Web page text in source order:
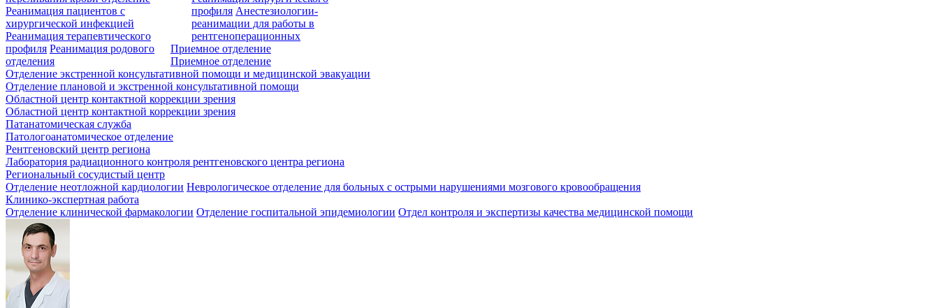
Реанимация пациентов с
хирургической инфекцией
Реанимация терапевтического
профиля Реанимация родового
отделения
профиля Анестезиологии-
реанимации для работы в
рентгеноперационных
Приемное отделение
Приемное отделение
Отделение экстренной консультативной помощи и медицинской эвакуации
Отделение плановой и экстренной консультативной помощи
Областной центр контактной коррекции зрения
Областной центр контактной коррекции зрения
Патанатомическая служба
Патологоанатомическое отделение
Рентгеновский центр региона
Лаборатория радиационного контроля рентгеновского центра региона
Региональный сосудистый центр
Отделение неотложной кардиологии Неврологическое отделение для больных с острыми нарушениями мозгового кровообращения
Клинико-экспертная работа
Отделение клинической фармакологии Отделение госпитальной эпидемиологии Отдел контроля и экспертизы качества медицинской помощи